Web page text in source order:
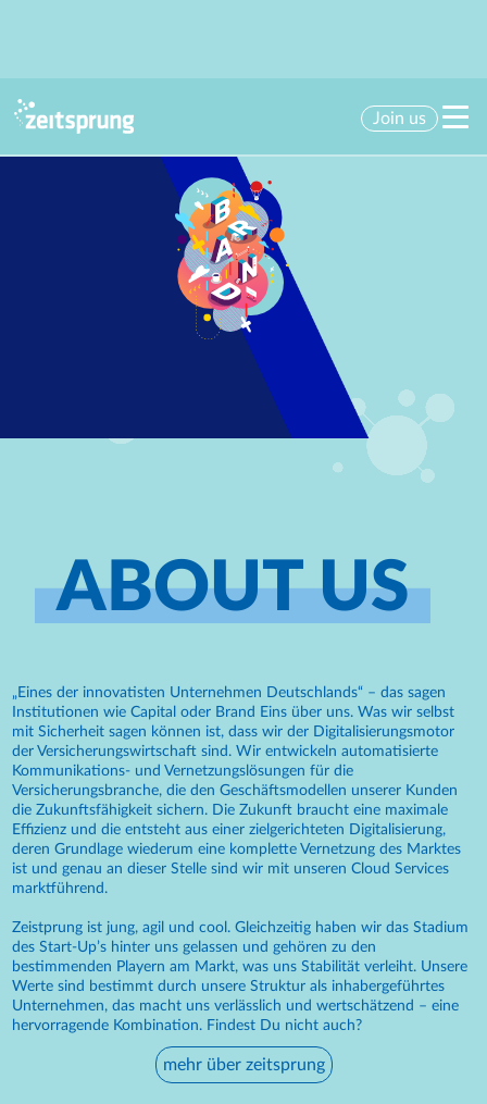
Join us
ABOUT US
„Eines der innovatisten Unternehmen Deutschlands“ – das sagen
Institutionen wie Capital oder Brand Eins über uns. Was wir selbst
mit Sicherheit sagen können ist, dass wir der Digitalisierungsmotor
der Versicherungswirtschaft sind. Wir entwickeln automatisierte
Kommunikations- und Vernetzungslösungen für die
Versicherungsbranche, die den Geschäftsmodellen unserer Kunden
die Zukunftsfähigkeit sichern. Die Zukunft braucht eine maximale
Effizienz und die entsteht aus einer zielgerichteten Digitalisierung,
deren Grundlage wiederum eine komplette Vernetzung des Marktes
ist und genau an dieser Stelle sind wir mit unseren Cloud Services
marktführend.
Zeistprung ist jung, agil und cool. Gleichzeitig haben wir das Stadium
des Start-Up’s hinter uns gelassen und gehören zu den
bestimmenden Playern am Markt, was uns Stabilität verleiht. Unsere
Werte sind bestimmt durch unsere Struktur als inhabergeführtes
Unternehmen, das macht uns verlässlich und wertschätzend – eine
hervorragende Kombination. Findest Du nicht auch?
mehr über zeitsprung